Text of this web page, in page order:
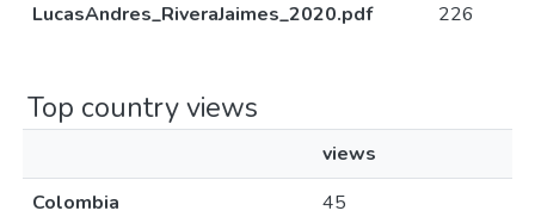
LucasAndres_RiveraJaimes_2020.pdf
226
Top country views
views
Colombia
45